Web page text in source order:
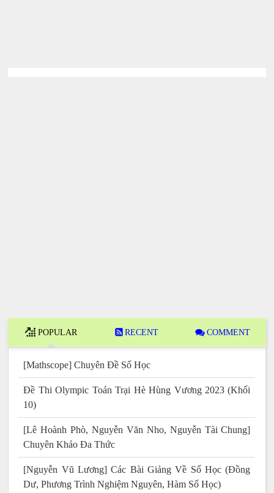
POPULAR RECENT COMMENT
[Mathscope] Chuyên Đề Số Học
Đề Thi Olympic Toán Trại Hè Hùng Vương 2023 (Khối
10)
[Lê Hoành Phò, Nguyễn Văn Nho, Nguyễn Tài Chung]
Chuyên Khảo Đa Thức
[Nguyễn Vũ Lương] Các Bài Giảng Về Số Học (Đồng
Dư, Phương Trình Nghiệm Nguyên, Hàm Số Học)